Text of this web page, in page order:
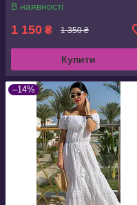
В наявності
1 150 ₴ 1 350 ₴
Купити
–14%